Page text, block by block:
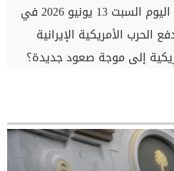
سعر الدولار اليوم السبت 13 يونيو 2026 في
الحرب الأمريكية الإيرانية
إلى موجة صعود جديدة؟